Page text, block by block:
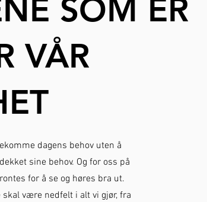
SOM ER
VÅR
dagens behov uten å
sine behov. Og for oss på
for å se og høres bra ut.
være nedfelt i alt vi gjør, fra